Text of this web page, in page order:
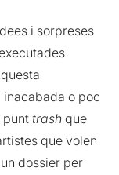
i sorpreses
inacabada o poc
punttrashque
que volen
dossier per